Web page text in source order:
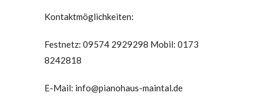
Kontaktmöglichkeiten:
Festnetz: 09574 2929298 Mobil: 0173
8242818
E-Mail: info@pianohaus-maintal.de